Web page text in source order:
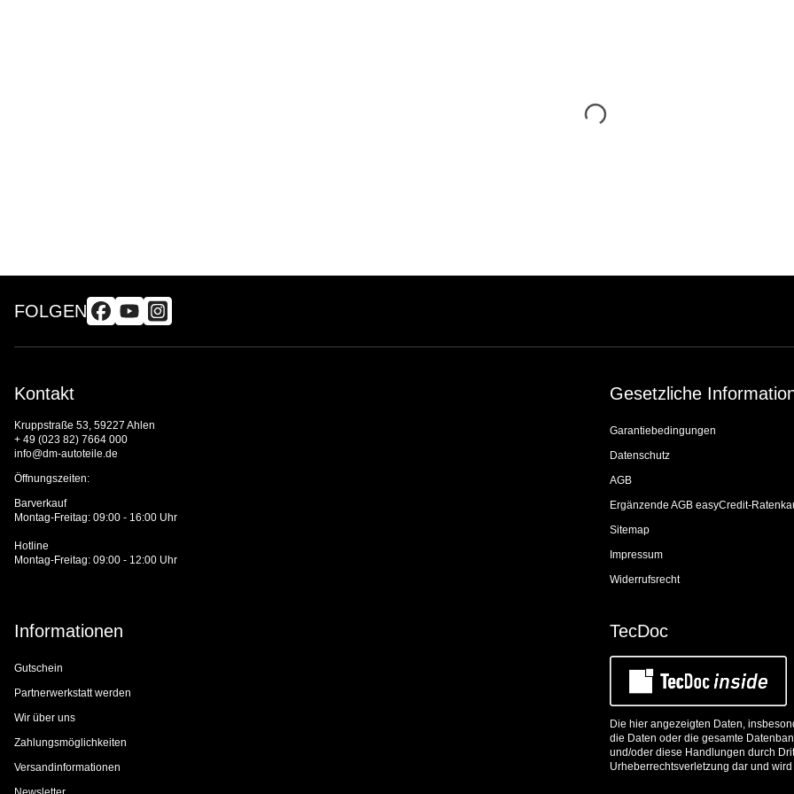
FOLGEN
Kontakt
Kruppstraße 53, 59227 Ahlen
+ 49 (023 82) 7664 000
info@dm-autoteile.de
Öffnungszeiten:
Barverkauf
Montag-Freitag: 09:00 - 16:00 Uhr
Hotline
Montag-Freitag: 09:00 - 12:00 Uhr
Gesetzliche
Garantiebedingungen
Datenschutz
AGB
Ergänzende AGB easyCredit-
Sitemap
Impressum
Widerrufsrecht
Informationen
Gutschein
Partnerwerkstatt werden
Wir über uns
Zahlungsmöglichkeiten
Versandinformationen
TecDoc
Die hier angezeigten Daten,
die Daten oder die gesamte
und/oder diese Handlungen durch
Urheberrechtsverletzung dar und